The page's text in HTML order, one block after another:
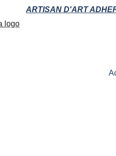
ARTISAN D'ART